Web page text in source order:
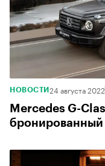
НОВОСТИ 24 августа 2022
Mercedes G-